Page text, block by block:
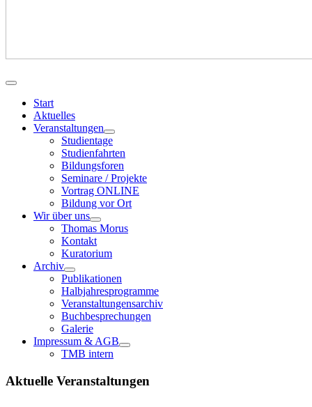
Start
Aktuelles
Veranstaltungen
Studientage
Studienfahrten
Bildungsforen
Seminare / Projekte
Vortrag ONLINE
Bildung vor Ort
Wir über uns
Thomas Morus
Kontakt
Kuratorium
Archiv
Publikationen
Halbjahresprogramme
Veranstaltungensarchiv
Buchbesprechungen
Galerie
Impressum & AGB
TMB intern
Aktuelle Veranstaltungen